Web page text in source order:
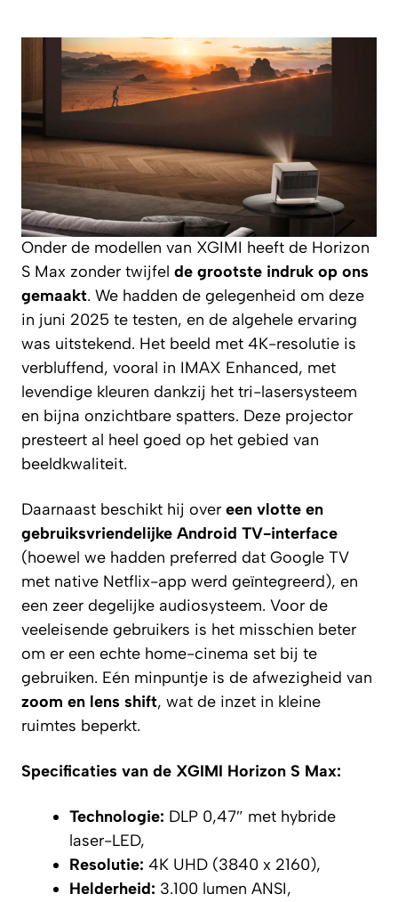
Onder de modellen van XGIMI heeft de Horizon
S Max zonder twijfel de grootste indruk op ons
gemaakt. We hadden de gelegenheid om deze
in juni 2025 te testen, en de algehele ervaring
was uitstekend. Het beeld met 4K-resolutie is
verbluffend, vooral in IMAX Enhanced, met
levendige kleuren dankzij het tri-lasersysteem
en bijna onzichtbare spatters. Deze projector
presteert al heel goed op het gebied van
beeldkwaliteit.
Daarnaast beschikt hij over een vlotte en
gebruiksvriendelijke Android TV-interface
(hoewel we hadden preferred dat Google TV
met native Netflix-app werd geïntegreerd), en
een zeer degelijke audiosysteem. Voor de
veeleisende gebruikers is het misschien beter
om er een echte home-cinema set bij te
gebruiken. Eén minpuntje is de afwezigheid van
zoom en lens shift, wat de inzet in kleine
ruimtes beperkt.
Specificaties van de XGIMI Horizon S Max:
Technologie: DLP 0,47″ met hybride
laser-LED,
Resolutie: 4K UHD (3840 x 2160),
Helderheid: 3.100 lumen ANSI,